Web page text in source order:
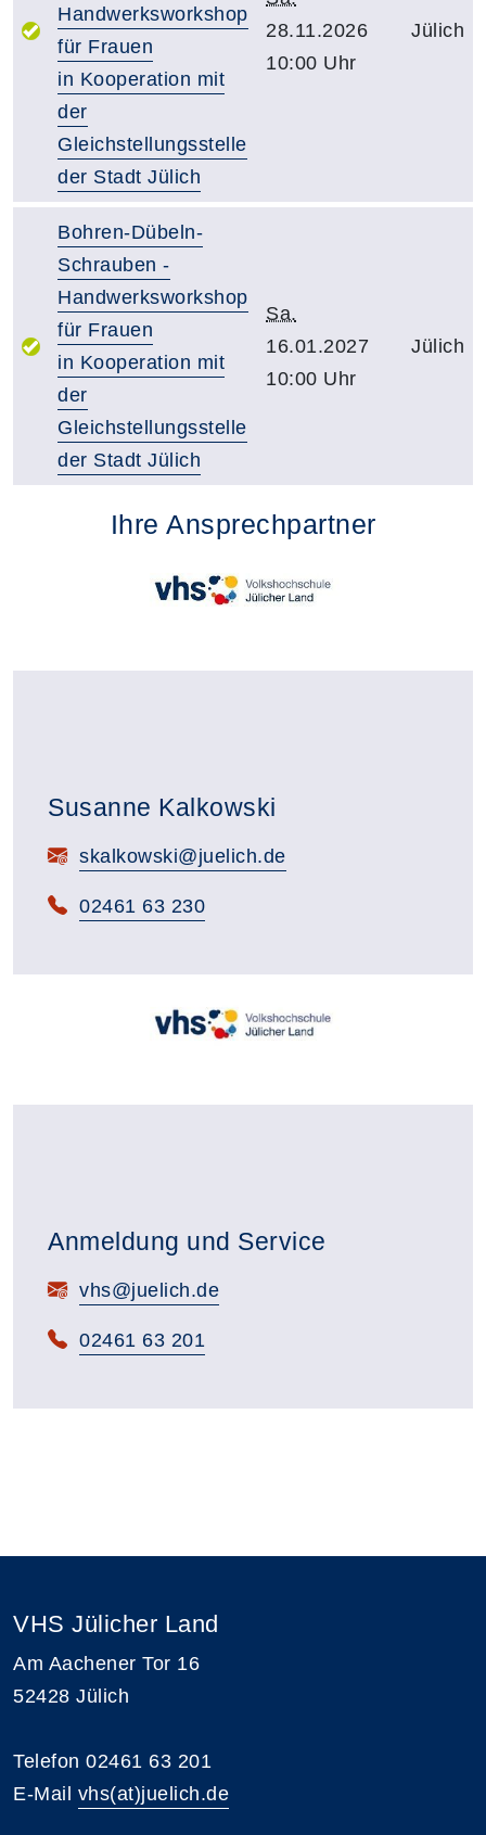
Handwerksworkshop
für Frauen
in Kooperation mit
der
Gleichstellungsstelle
der Stadt Jülich
28.11.2026
10:00 Uhr
Jülich
Bohren-Dübeln-
Schrauben -
Handwerksworkshop
für Frauen
in Kooperation mit
der
Gleichstellungsstelle
der Stadt Jülich
Sa.
16.01.2027
10:00 Uhr
Jülich
Ihre Ansprechpartner
Susanne Kalkowski
E-Mail:skalkowski@juelich.de
Telefon:
02461 63 230
Anmeldung und Service
E-Mail:vhs@juelich.de
Telefon:
02461 63 201
VHS Jülicher Land
Am Aachener Tor 16
52428 Jülich
Telefon 02461 63 201
E-Mail vhs(at)juelich.de